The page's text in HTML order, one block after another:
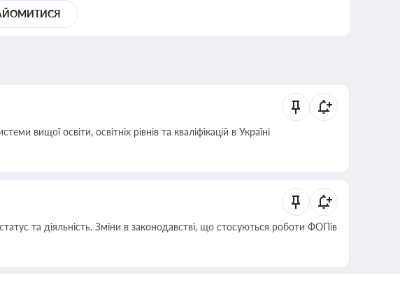
вищої освіти, освітніх рівнів та кваліфікацій в Україні
та діяльність. Зміни в законодавстві, що стосуються роботи ФОПів